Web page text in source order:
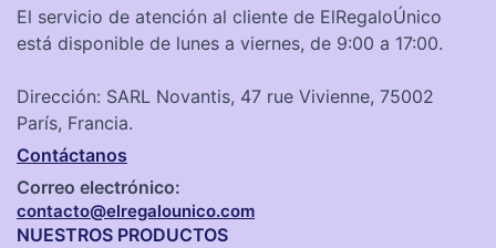
El servicio de atención al cliente de ElRegaloÚnico
está disponible de lunes a viernes, de 9:00 a 17:00.
Dirección: SARL Novantis, 47 rue Vivienne, 75002
París, Francia.
Contáctanos
Correo electrónico:
contacto@elregalounico.com
NUESTROS PRODUCTOS